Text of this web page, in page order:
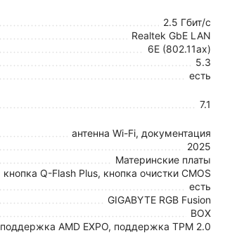
2.5 Гбит/с
Realtek GbE LAN
6E (802.11ax)
5.3
есть
7.1
антенна Wi-Fi, документация
2025
Материнские платы
кнопка Q-Flash Plus, кнопка очистки CMOS
есть
GIGABYTE RGB Fusion
BOX
поддержка AMD EXPO, поддержка TPM 2.0